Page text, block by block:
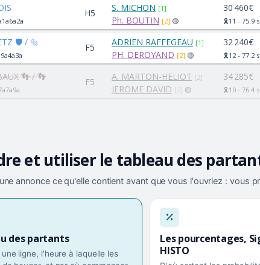
H5 S. MICHON [1]
Ph. BOUTIN [2] 🟡
30 460€
🎗️11 - 75.9
🛡️ / 🔩 F5 ADRIEN RAFFEGEAU [1]
PH. DEROYAND [2] 🟡
32 240€
🎗️12 - 77.2
👣 / 👣 F5 A. MARTON-HELIOT [2]
JEROME DAVID [2] 🟡
34 285€
🎗️10 - 76.4
et utiliser le tableau des
annonce ce qu'elle contient avant que vous l'ouvriez : vous
des partants
ligne, l'heure à laquelle les
Les pourcentages,
HISTO